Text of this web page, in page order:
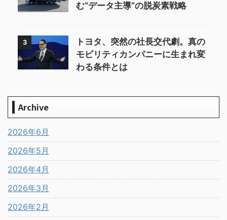
む“データ主導”の脱炭素戦略
3
トヨタ、突然の社長交代劇。真の
モビリティカンパニーに生まれ変
わる条件とは
Archive
2026年6月
2026年5月
2026年4月
2026年3月
2026年2月